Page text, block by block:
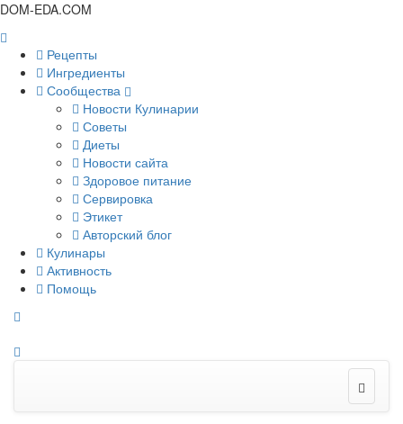
DOM-EDA.COM
Рецепты
Ингредиенты
Сообщества
Новости Кулинарии
Советы
Диеты
Новости сайта
Здоровое питание
Сервировка
Этикет
Авторский блог
Кулинары
Активность
Помощь